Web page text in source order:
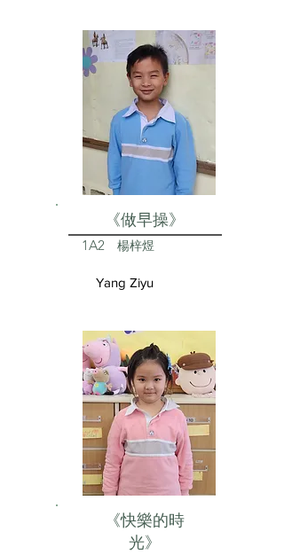
《做早操》
1A2 楊梓煜
Yang Ziyu
《快樂的時
光》